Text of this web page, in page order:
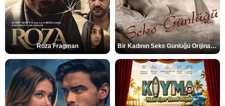
Roza Fragman Bir Kadının Seks Günlüğü Orijinal Fragman